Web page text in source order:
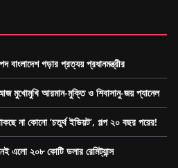
বাংলাদেশ গড়ার প্রত্যয় প্রধানমন্ত্রীর
আজ মুখোমুখি আরমান-মুক্তি ও শিবাসানু-জয় প্যানেল
না কোনো ‘চতুর্থ ইডিয়ট’, গল্প ২০ বছর পরের!
এলো ২০৮ কোটি ডলার রেমিট্যান্স